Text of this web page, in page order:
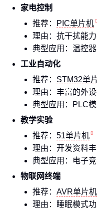
家电控制
推荐：
PIC单片机
理由：抗干扰能
典型应用：温控
工业自动化
推荐： STM32单
理由：丰富的外
典型应用：PLC
教学实验
推荐： 51单片机
理由：开发资料
典型应用：电子
物联网终端
推荐： AVR单片机
理由：睡眠模式